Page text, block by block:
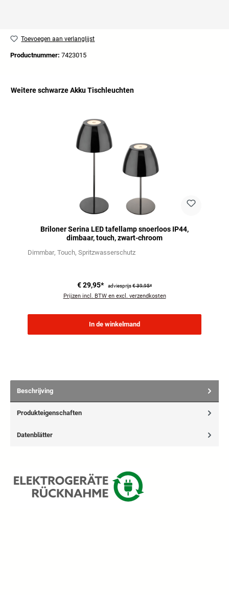
Toevoegen aan verlanglijst
Productnummer: 7423015
Weitere schwarze Akku Tischleuchten
Briloner Serina LED tafellamp snoerloos IP44,
dimbaar, touch, zwart-chroom
Dimmbar Touch Spritzwasserschutz
€ 29,95* adviesprijs€ 39,95*
Prijzen incl. BTW en excl. verzendkosten
In de winkelmand
Beschrijving
Produkteigenschaften
Datenblätter